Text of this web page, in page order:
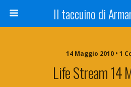
Il taccuino di
14 Maggio 2010 • 1
Life Stream 14